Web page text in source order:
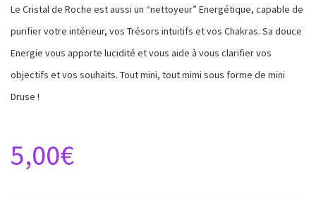
Le Cristal de Roche est aussi un “nettoyeur” Energétique, capable de
purifier votre intérieur, vos Trésors intuitifs et vos Chakras. Sa douce
Energie vous apporte lucidité et vous aide à vous clarifier vos
objectifs et vos souhaits. Tout mini, tout mimi sous forme de mini
Druse !
5,00€